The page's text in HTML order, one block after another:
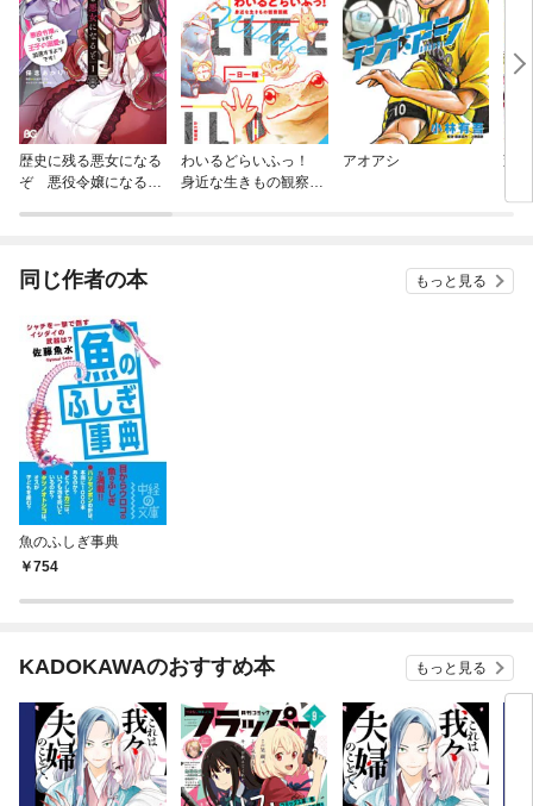
歴史に残る悪女になる
ぞ 悪役令嬢になるほ
わいるどらいふっ！
身近な生きもの観察図
アオアシ 茉
同じ作者の本 もっと見る
魚のふしぎ事典
754
KADOKAWAのおすすめ本 もっと見る